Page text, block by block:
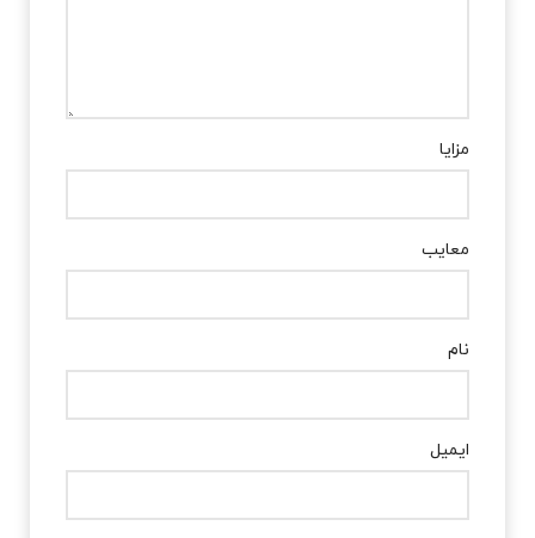
مزایا
معایب
نام
ایمیل